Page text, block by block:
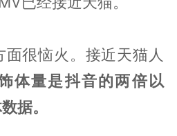
很恼火。接近天猫人
体量是抖音的两倍以
据。